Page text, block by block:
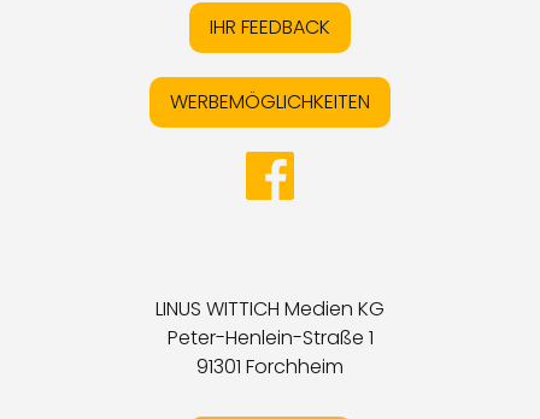
IHR FEEDBACK
WERBEMÖGLICHKEITEN
LINUS WITTICH Medien KG
Peter-Henlein-Straße 1
91301 Forchheim